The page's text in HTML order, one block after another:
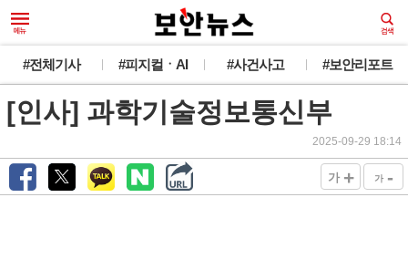
#전체기사 #피지컬ㆍAI #사건사고 #보안리포트
[인사] 과학기술정보통신부
2025-09-29 18:14
가 + 가 -